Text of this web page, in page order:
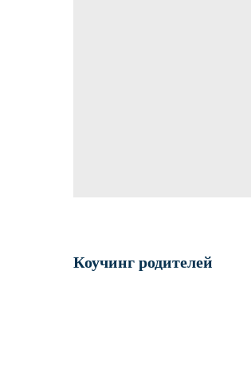
Коучинг родителей